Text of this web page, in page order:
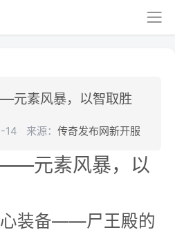
元素风暴，以智取胜
14 来源： 传奇发布网新开服
元素风暴，以
心装备——尸王殿的